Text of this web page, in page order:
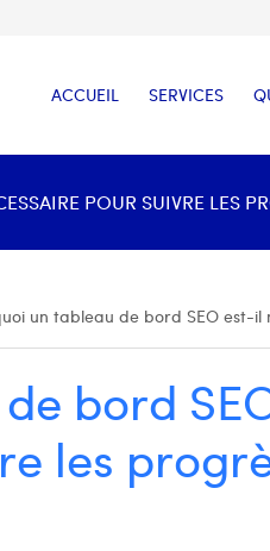
ACCUEIL SERVICES
POUR SUIVRE LES
un tableau de bord SEO est-
bord
les